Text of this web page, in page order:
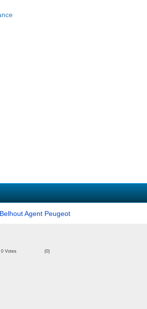
Agent Peugeot
0 Votes (0)